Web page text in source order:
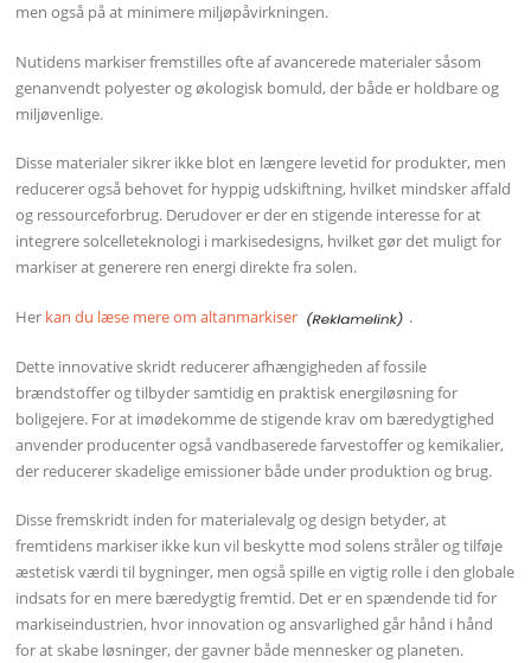
men også på at minimere miljøpåvirkningen.
Nutidens markiser fremstilles ofte af avancerede materialer såsom
genanvendt polyester og økologisk bomuld, der både er holdbare og
miljøvenlige.
Disse materialer sikrer ikke blot en længere levetid for produkter, men
reducerer også behovet for hyppig udskiftning, hvilket mindsker affald
og ressourceforbrug. Derudover er der en stigende interesse for at
integrere solcelleteknologi i markisedesigns, hvilket gør det muligt for
markiser at generere ren energi direkte fra solen.
Her kan du læse mere om altanmarkiser .
Dette innovative skridt reducerer afhængigheden af fossile
brændstoffer og tilbyder samtidig en praktisk energiløsning for
boligejere. For at imødekomme de stigende krav om bæredygtighed
anvender producenter også vandbaserede farvestoffer og kemikalier,
der reducerer skadelige emissioner både under produktion og brug.
Disse fremskridt inden for materialevalg og design betyder, at
fremtidens markiser ikke kun vil beskytte mod solens stråler og tilføje
æstetisk værdi til bygninger, men også spille en vigtig rolle i den globale
indsats for en mere bæredygtig fremtid. Det er en spændende tid for
markiseindustrien, hvor innovation og ansvarlighed går hånd i hånd
for at skabe løsninger, der gavner både mennesker og planeten.